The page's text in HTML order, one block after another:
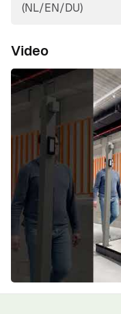
(NL/EN/DU)
Video